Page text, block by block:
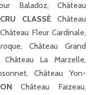
Baladoz, Château
CLASSÉ Château
Fleur Cardinale,
Château Grand
Château La Marzelle,
Château Yon-
Château Faizeau,